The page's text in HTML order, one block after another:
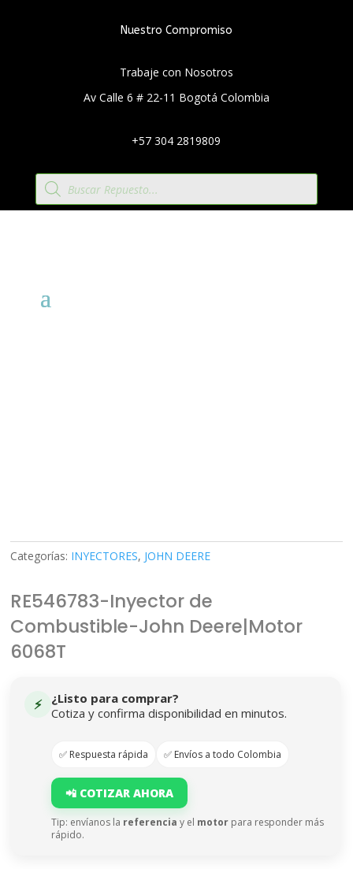
Nuestro Compromiso
Trabaje con Nosotros
Av Calle 6 # 22-11 Bogotá Colombia
+57 304 2819809
Búsqueda
de
productos
Categorías: INYECTORES, JOHN DEERE
RE546783-Inyector de
Combustible-John Deere|Motor
6068T
⚡
¿Listo para comprar?
Cotiza y confirma disponibilidad en minutos.
✅ Respuesta rápida ✅ Envíos a todo Colombia
📲 COTIZAR AHORA
Tip: envíanos la referencia y el motor para responder más
rápido.